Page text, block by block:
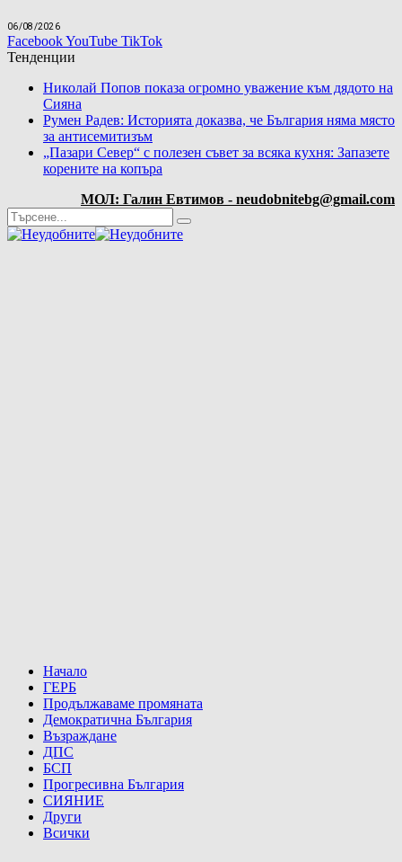
06/08/2026
FacebookYouTube TikTok
Тенденции
Николай Попов показа огромно уважение към дядото на
Сияна
Румен Радев: Историята доказва, че България няма място
за антисемитизъм
„Пазари Север“ с полезен съвет за всяка кухня: Запазете
корените на копъра
МОЛ: Галин Евтимов - neudobnitebg@gmail.com
Начало
ГЕРБ
Продължаваме промяната
Демократична България
Възраждане
ДПС
БСП
Прогресивна България
СИЯНИЕ
Други
Всички